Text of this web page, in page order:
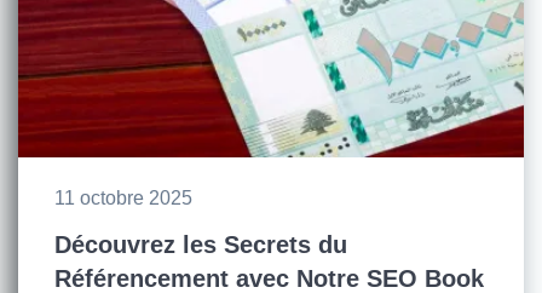
11 octobre 2025
Découvrez les Secrets du
Référencement avec Notre SEO Book